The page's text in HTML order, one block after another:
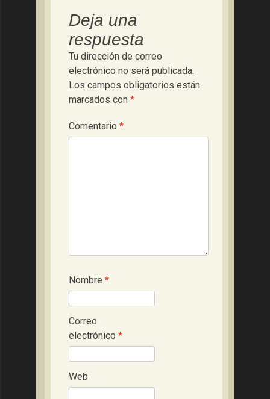
Deja una
respuesta
Tu dirección de correo
electrónico no será publicada.
Los campos obligatorios están
marcados con *
Comentario *
Nombre *
Correo
electrónico *
Web